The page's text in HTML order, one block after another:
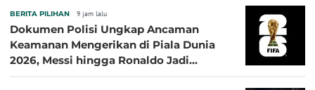
BERITA PILIHAN 9 jam lalu
Dokumen Polisi Ungkap Ancaman
Keamanan Mengerikan di Piala Dunia
2026, Messi hingga Ronaldo Jadi